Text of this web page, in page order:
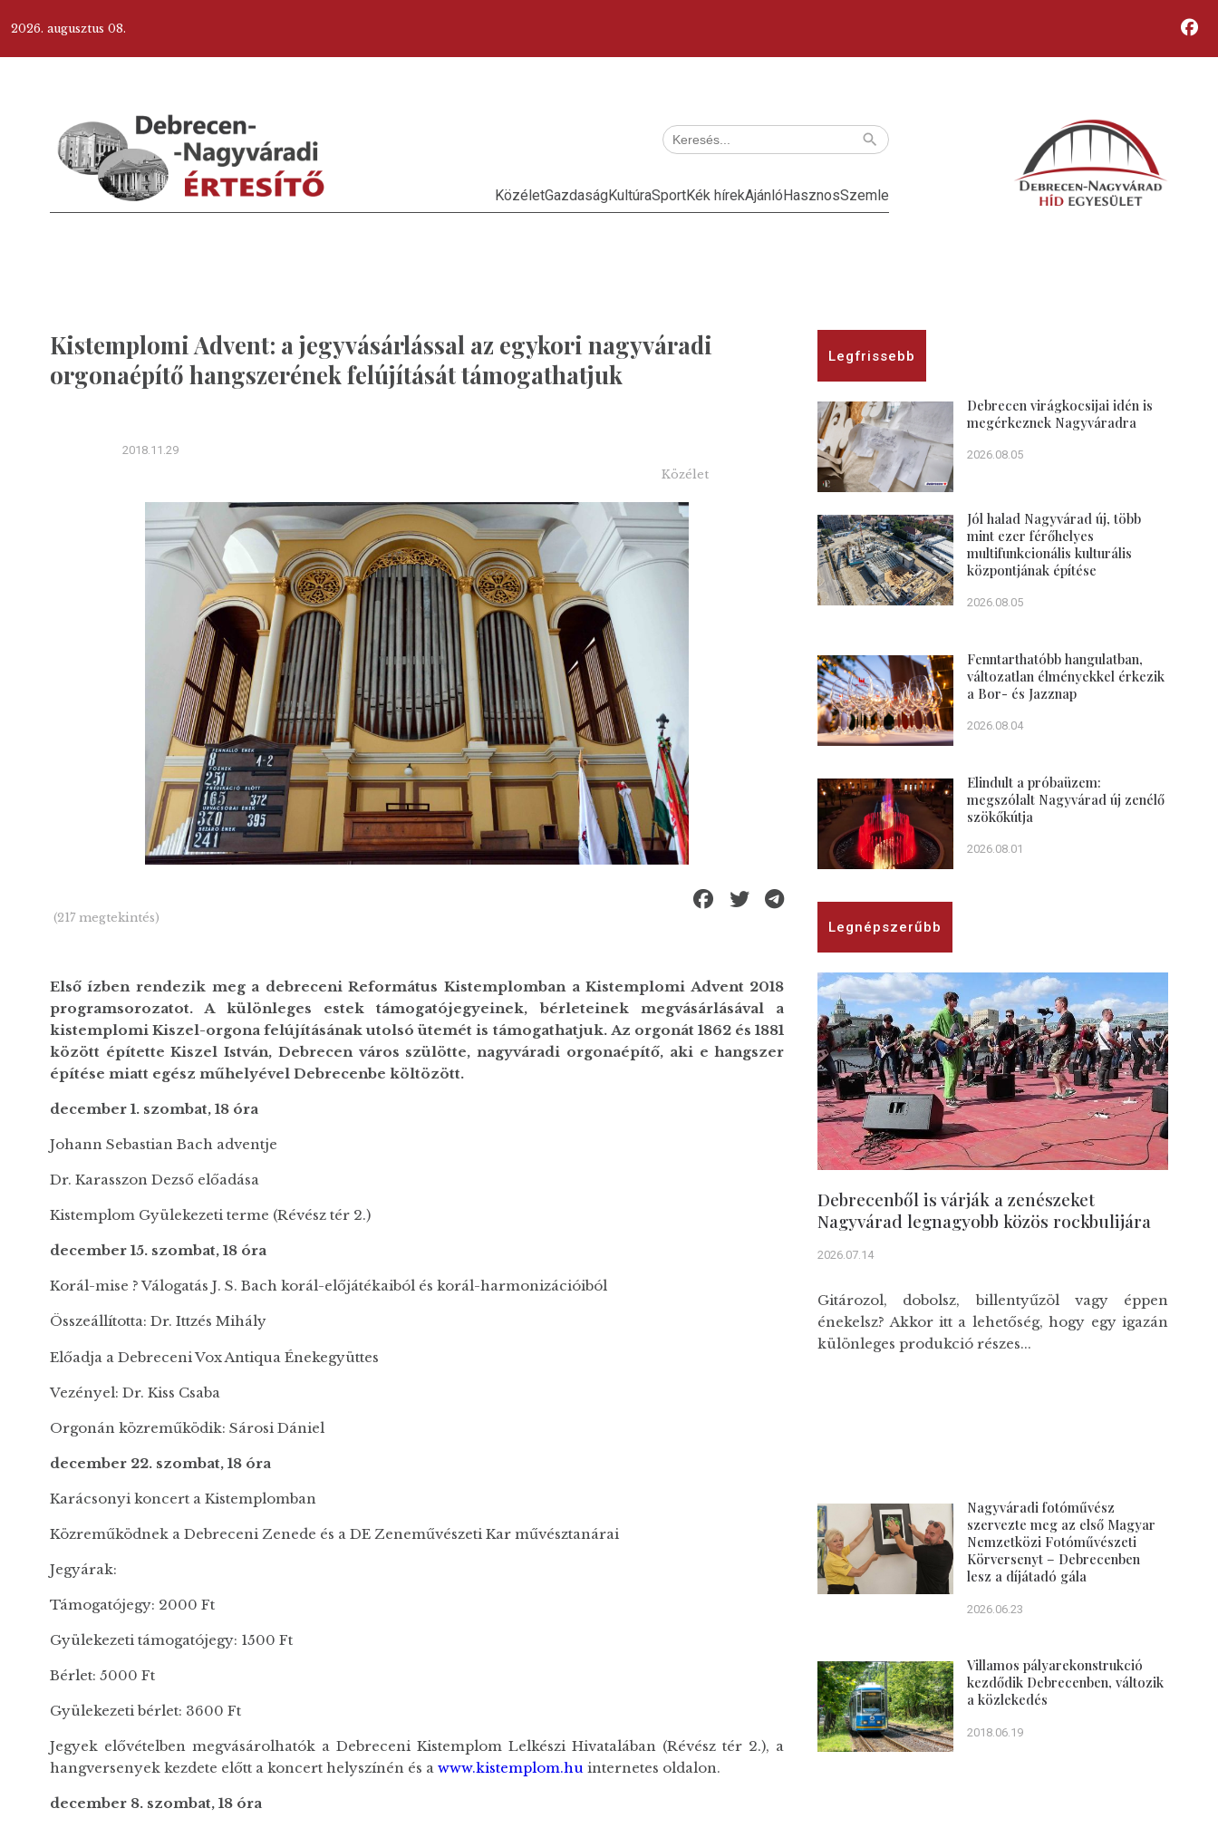
2026. augusztus 08.
KözéletGazdaságKultúraSportKék hírekAjánlóHasznosSzemle
Kistemplomi Advent: a jegyvásárlással az egykori nagyváradi
orgonaépítő hangszerének felújítását támogathatjuk
2018.11.29
Közélet
(217 megtekintés)
Első ízben rendezik meg a debreceni Református Kistemplomban a Kistemplomi Advent 2018
programsorozatot. A különleges estek támogatójegyeinek, bérleteinek megvásárlásával a
kistemplomi Kiszel-orgona felújításának utolsó ütemét is támogathatjuk. Az orgonát 1862 és 1881
között építette Kiszel István, Debrecen város szülötte, nagyváradi orgonaépítő, aki e hangszer
építése miatt egész műhelyével Debrecenbe költözött.
december 1. szombat, 18 óra
Johann Sebastian Bach adventje
Dr. Karasszon Dezső előadása
Kistemplom Gyülekezeti terme (Révész tér 2.)
december 15. szombat, 18 óra
Korál-mise ? Válogatás J. S. Bach korál-előjátékaiból és korál-harmonizációiból
Összeállította: Dr. Ittzés Mihály
Előadja a Debreceni Vox Antiqua Énekegyüttes
Vezényel: Dr. Kiss Csaba
Orgonán közreműködik: Sárosi Dániel
december 22. szombat, 18 óra
Karácsonyi koncert a Kistemplomban
Közreműködnek a Debreceni Zenede és a DE Zeneművészeti Kar művésztanárai
Jegyárak:
Támogatójegy: 2000 Ft
Gyülekezeti támogatójegy: 1500 Ft
Bérlet: 5000 Ft
Gyülekezeti bérlet: 3600 Ft
Jegyek elővételben megvásárolhatók a Debreceni Kistemplom Lelkészi Hivatalában (Révész tér 2.), a
hangversenyek kezdete előtt a koncert helyszínén és a www.kistemplom.hu internetes oldalon.
december 8. szombat, 18 óra
Legfrissebb
Debrecen virágkocsijai idén is
megérkeznek Nagyváradra
2026.08.05
Jól halad Nagyvárad új, több
mint ezer férőhelyes
multifunkcionális kulturális
központjának építése
2026.08.05
Fenntarthatóbb hangulatban,
változatlan élményekkel érkezik
a Bor- és Jazznap
2026.08.04
Elindult a próbaüzem:
megszólalt Nagyvárad új zenélő
szökőkútja
2026.08.01
Legnépszerűbb
Debrecenből is várják a zenészeket
Nagyvárad legnagyobb közös rockbulijára
2026.07.14
Gitározol, dobolsz, billentyűzöl vagy éppen
énekelsz? Akkor itt a lehetőség, hogy egy igazán
különleges produkció részes...
Nagyváradi fotóművész
szervezte meg az első Magyar
Nemzetközi Fotóművészeti
Körversenyt – Debrecenben
lesz a díjátadó gála
2026.06.23
Villamos pályarekonstrukció
kezdődik Debrecenben, változik
a közlekedés
2018.06.19